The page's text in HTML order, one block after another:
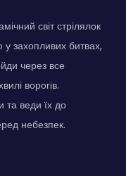
світ стрілялок
захопливих битвах,
через все
ворогів.
та веди їх до
небезпек.